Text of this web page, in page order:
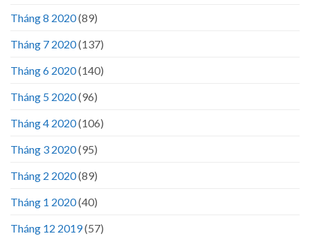
Tháng 8 2020(89)
Tháng 7 2020(137)
Tháng 6 2020(140)
Tháng 5 2020(96)
Tháng 4 2020(106)
Tháng 3 2020(95)
Tháng 2 2020(89)
Tháng 1 2020(40)
Tháng 12 2019(57)